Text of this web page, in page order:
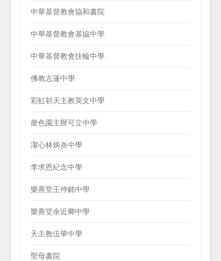
中華基督教會協和書院
中華基督教會基協中學
中華基督教會扶輪中學
佛教志蓮中學
彩虹邨天主教英文中學
嗇色園主辦可立中學
潔心林炳炎中學
李求恩紀念中學
樂善堂王仲銘中學
樂善堂余近卿中學
天主教伍華中學
聖母書院